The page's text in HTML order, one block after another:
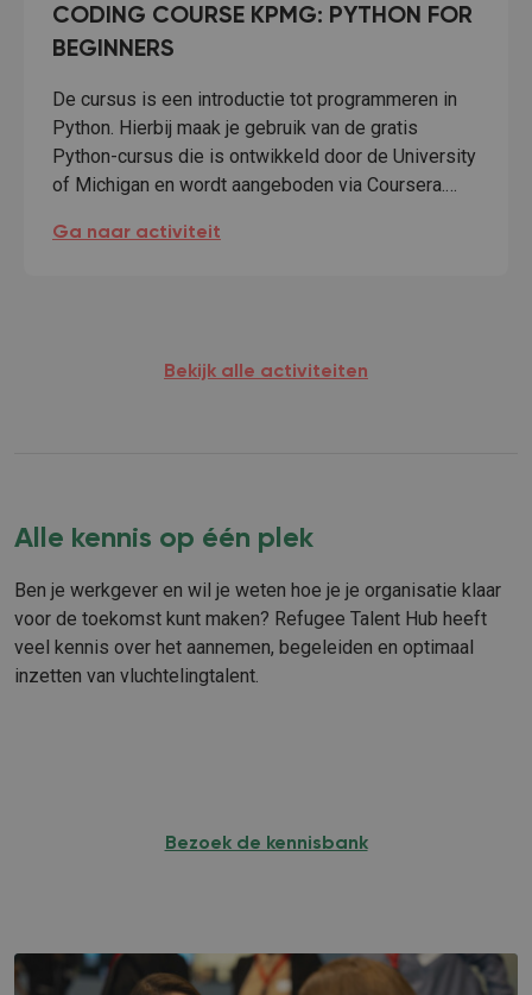
CODING COURSE KPMG: PYTHON FOR
BEGINNERS
De cursus is een introductie tot programmeren in
Python. Hierbij maak je gebruik van de gratis
Python-cursus die is ontwikkeld door de University
of Michigan en wordt aangeboden via Coursera.…
CODING COURSE KPMG: PYTHON FOR BEGINNERS:
Ga naar activiteit
Bekijk alle activiteiten
Alle kennis op één plek
Ben je werkgever en wil je weten hoe je je organisatie klaar
voor de toekomst kunt maken? Refugee Talent Hub heeft
veel kennis over het aannemen, begeleiden en optimaal
inzetten van vluchtelingtalent.
Bezoek de kennisbank